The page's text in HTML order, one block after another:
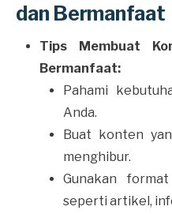
dan Bermanfaat
Tips Membuat
Bermanfaat:
Pahami
Anda.
Buat konten
menghibur.
Gunakan
seperti artikel,